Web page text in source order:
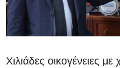
Χιλιάδες οικογένειες